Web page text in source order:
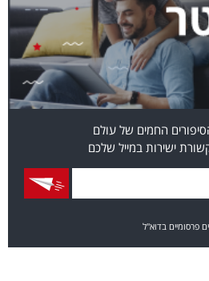
החמים של עולם
ישירות במייל שלכם
פרסומיים בדוא"ל